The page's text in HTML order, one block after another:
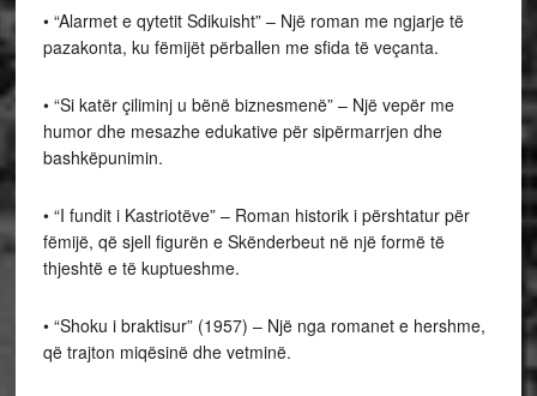
• “Alarmet e qytetit Sdikuisht” – Një roman me ngjarje të
pazakonta, ku fëmijët përballen me sfida të veçanta.
• “Si katër çiliminj u bënë biznesmenë” – Një vepër me
humor dhe mesazhe edukative për sipërmarrjen dhe
bashkëpunimin.
• “I fundit i Kastriotëve” – Roman historik i përshtatur për
fëmijë, që sjell figurën e Skënderbeut në një formë të
thjeshtë e të kuptueshme.
• “Shoku i braktisur” (1957) – Një nga romanet e hershme,
që trajton miqësinë dhe vetminë.